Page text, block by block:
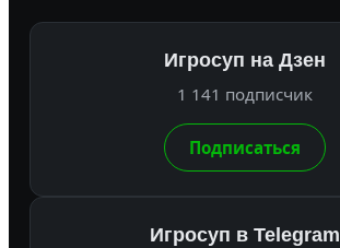
Игросуп на Дзен
1 141 подписчик
Подписаться
Игросуп в Telegram